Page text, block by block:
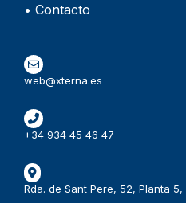
• Contacto
web@xterna.es
+34 934 45 46 47
Rda. de Sant Pere, 52, Planta